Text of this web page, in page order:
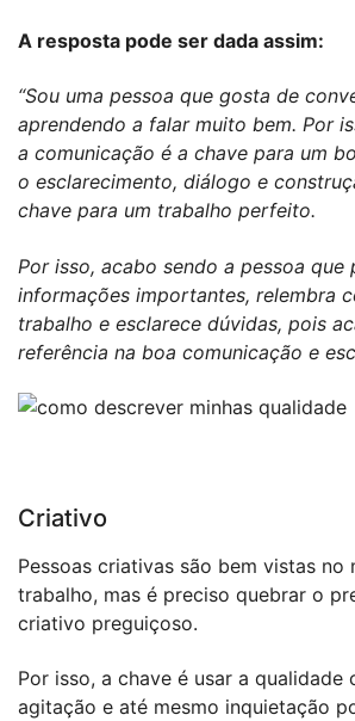
A resposta pode ser dada assim:
“Sou uma pessoa que gosta de
aprendendo a falar muito bem. Por
a comunicação é a chave para um
o esclarecimento, diálogo e
chave para um trabalho perfeito.
Por isso, acabo sendo a pessoa que
informações importantes, relembra
trabalho e esclarece dúvidas, pois
referência na boa comunicação e
Criativo
Pessoas criativas são bem vistas no
trabalho, mas é preciso quebrar o
criativo preguiçoso.
Por isso, a chave é usar a qualidade
agitação e até mesmo inquietação